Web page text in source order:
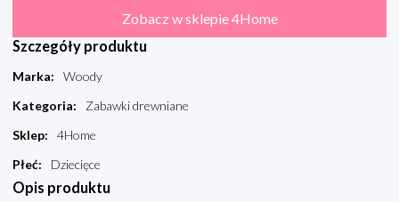
Zobacz w sklepie 4Home
Szczegóły produktu
Marka:
Woody
Kategoria:
Zabawki drewniane
Sklep:
4Home
Płeć: Dziecięce
Opis produktu